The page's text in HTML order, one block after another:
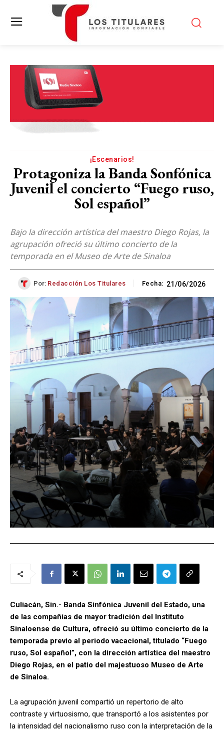
¡Escenarios!
Protagoniza la Banda Sonfónica
Juvenil el concierto “Fuego ruso,
Sol español”
Bajo la dirección artística del maestro Diego Rojas, la
agrupación ofreció su último concierto de la
temporada en el Museo de Arte de Sinaloa
Por: Redacción Los Titulares Fecha: 21/06/2026
Culiacán, Sin.- Banda Sinfónica Juvenil del Estado, una
de las compañías de mayor tradición del Instituto
Sinaloense de Cultura, ofreció su último concierto de la
temporada previo al periodo vacacional, titulado “Fuego
ruso, Sol español”, con la dirección artística del maestro
Diego Rojas, en el patio del majestuoso Museo de Arte
de Sinaloa.
La agrupación juvenil compartió un repertorio de alto
contraste y virtuosismo, que transportó a los asistentes por
la intensidad del nacionalismo ruso con la interpretación de la